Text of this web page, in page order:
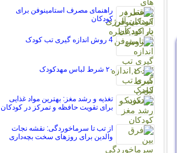
راهنمای مصرف استامينوفن برای
کودکان
4 روش اندازه گیری تب کودک
۲۰ شرط لباس مهدکودک
تغذیه و رشد مغز: بهترین مواد غذایی
برای تقویت حافظه و تمرکز در کودکان
از تب تا سرماخوردگی: نقشه نجات
والدین برای روزهای سخت بچه‌داری